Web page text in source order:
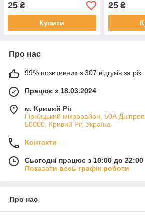
25 ₴
Купити
25₴
Про нас
99% позитивних з 307 відгуків за рік
Працює з 18.03.2024
м. Кривий Ріг
Гірницький мікрорайон, 50А
50000, Кривий Ріг, Україна
Контакти
Сьогодні працює з 10:00 до 22:00
Показати весь графік роботи
Про нас